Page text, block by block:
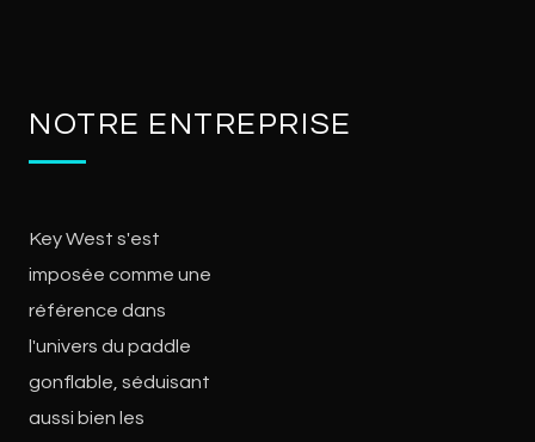
NOTRE ENTREPRISE
Key West s'est
imposée comme une
référence dans
l'univers du paddle
gonflable, séduisant
aussi bien les